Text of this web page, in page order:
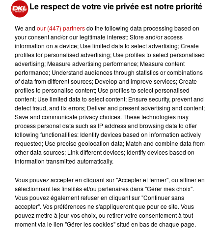
Le produit Munster AOP Fermier Grand Sapin, vendu
récemment au sein du magasin Auchan Supermarché
Wissembourg, fait l’objet d’un rappel consommateurs
jusqu’au 20/03 en raison de la présence de Listeria,
l’agent responsable de la listériose, une infection grave
d’origine alimentaire. Les personnes concernées sont
invitées à rapporter les produits au supermarché et à se
faire rembourser.
LES AUTRES ACTUALITÉS
31 juillet 2026
MULHOUSE : UN HOMME
CONDAMNÉ À TROIS MOIS DE
PRISON AVEC SURSIS...
Le respect de votre vie privée est notre priorité
We and our (447) partnersdo the following data processing based on
your consent and/or our legitimate interest: Store and/or access
information on a device; Use limited data to select advertising; Create
profiles for personalised advertising; Use profiles to select personalised
advertising; Measure advertising performance; Measure content
performance; Understand audiences through statistics or combinations
of data from different sources; Develop and improve services; Create
profiles to personalise content; Use profiles to select personalised
content; Use limited data to select content; Ensure security, prevent and
detect fraud, and fix errors; Deliver and present advertising and content;
Save and communicate privacy choices. These technologies may
process personal data such as IP address and browsing data to offer
following functionalities: Identify devices based on information actively
requested; Use precise geolocation data; Match and combine data from
other data sources; Link different devices; Identify devices based on
information transmitted automatically.
Vous pouvez accepter en cliquant sur "Accepter et fermer", ou affiner en
sélectionnant les finalités et/ou partenaires dans "Gérer mes choix".
Vous pouvez également refuser en cliquant sur "Continuer sans
accepter". Vos préférences ne s'appliqueront que pour ce site. Vous
pouvez mettre à jour vos choix, ou retirer votre consentement à tout
moment via le lien "Gérer les cookies" situé en bas de chaque page.